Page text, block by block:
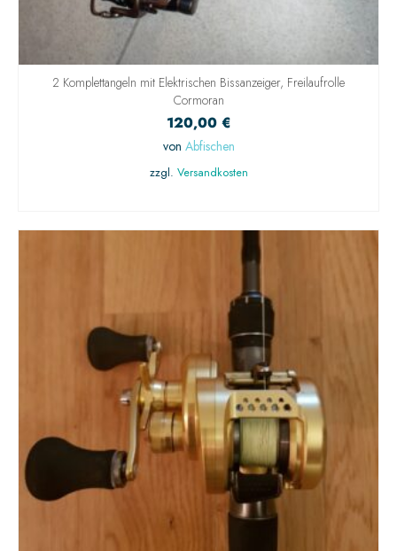
2 Komplettangeln mit Elektrischen Bissanzeiger, Freilaufrolle
Cormoran
120,00 €
von Abfischen
zzgl. Versandkosten